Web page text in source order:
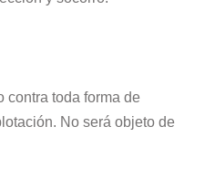
contra toda forma de
No será objeto de